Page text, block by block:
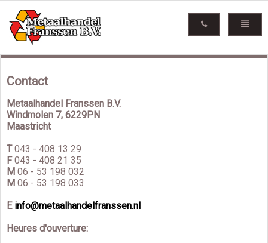
Contact
Metaalhandel Franssen B.V.
Windmolen 7, 6229PN
Maastricht
T043 - 408 13 29
F043 - 408 21 35
M 06 - 53 198 032
M 06 - 53 198 033
E info@metaalhandelfranssen.nl
Heures d'ouverture: